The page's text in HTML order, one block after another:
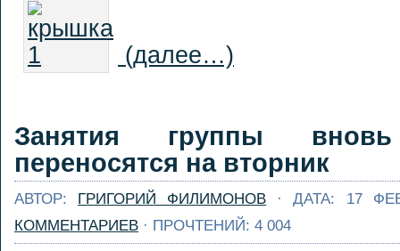
(далее…)
Занятия группы
переносятся на вторник
АВТОР: ГРИГОРИЙ ФИЛИМОНОВ · ДАТА: 17
КОММЕНТАРИЕВ · ПРОЧТЕНИЙ: 4 004